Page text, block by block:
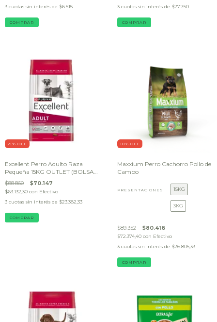
3 cuotas sin interés de $6.515
3 cuotas sin interés de $27.750
21 % OFF
Excellent Perro Adulto Raza
Pequeña 15KG OUTLET (BOLSA
DAÑADA)
$88.860 $70.147
$63.132,30 con Efectivo
3 cuotas sin interés de $23.382,33
10% OFF
Maxxium Perro Cachorro Pollo de
Campo
PRESENTACIONES 15KG
3KG
$89.352 $80.416
$72.374,40 con Efectivo
3 cuotas sin interés de $26.805,33
COMPRAR